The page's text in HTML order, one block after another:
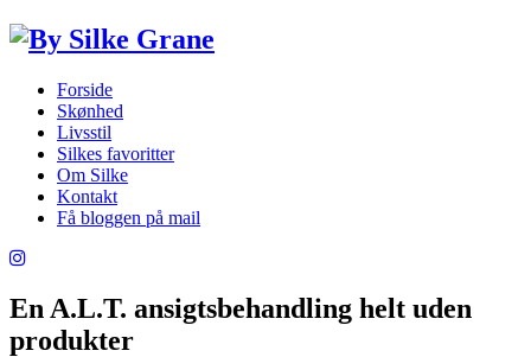
Forside
Skønhed
Livsstil
Silkes favoritter
Om Silke
Kontakt
Få bloggen på mail
En A.L.T. ansigtsbehandling helt uden
produkter